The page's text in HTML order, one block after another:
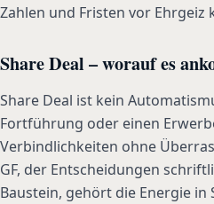
Zahlen und Fristen vor Ehrgeiz
Share Deal – worauf es
Share Deal ist kein
Fortführung oder einen
Verbindlichkeiten ohne
GF, der Entscheidungen
Baustein, gehört die Energie